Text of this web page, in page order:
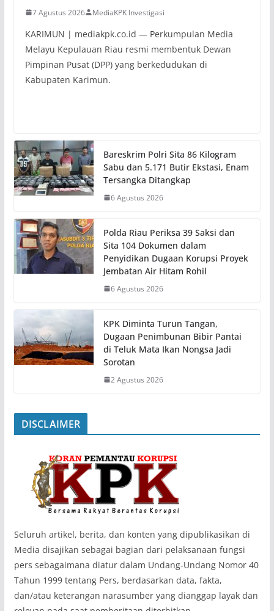
7 Agustus 2026 MediaKPK Investigasi
KARIMUN | mediakpk.co.id — Perkumpulan Media
Melayu Kepulauan Riau resmi membentuk Dewan
Pimpinan Pusat (DPP) yang berkedudukan di
Kabupaten Karimun.
Bareskrim Polri Sita 86 Kilogram
Sabu dan 5.171 Butir Ekstasi, Enam
Tersangka Ditangkap
6 Agustus 2026
Polda Riau Periksa 39 Saksi dan
Sita 104 Dokumen dalam
Penyidikan Dugaan Korupsi Proyek
Jembatan Air Hitam Rohil
6 Agustus 2026
KPK Diminta Turun Tangan,
Dugaan Penimbunan Bibir Pantai
di Teluk Mata Ikan Nongsa Jadi
Sorotan
2 Agustus 2026
DISCLAIMER
‎Seluruh artikel, berita, dan konten yang dipublikasikan di
Media disajikan sebagai bagian dari pelaksanaan fungsi
pers sebagaimana diatur dalam Undang-Undang Nomor 40
Tahun 1999 tentang Pers, berdasarkan data, fakta,
dan/atau keterangan narasumber yang dianggap layak dan